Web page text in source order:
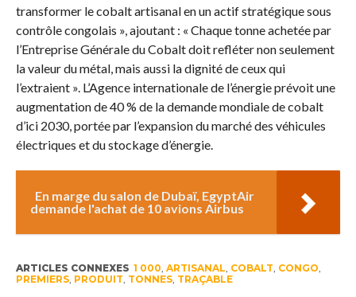
transformer le cobalt artisanal en un actif stratégique sous
contrôle congolais », ajoutant : « Chaque tonne achetée par
l’Entreprise Générale du Cobalt doit refléter non seulement
la valeur du métal, mais aussi la dignité de ceux qui
l’extraient ». L’Agence internationale de l’énergie prévoit une
augmentation de 40 % de la demande mondiale de cobalt
d’ici 2030, portée par l’expansion du marché des véhicules
électriques et du stockage d’énergie.
En marge du salon de Dubaï, EgyptAir
demande l'achat de 10 avions Airbus
ARTICLES CONNEXES 1 000 ARTISANAL COBALT CONGO
PREMIERS, PRODUIT TONNES, TRAÇABLE